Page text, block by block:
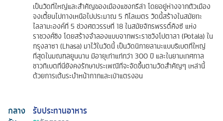
เป็นวัดที่ใหญ่และสำคัญของเมืองแชงกรีล่า โดยอยู่ห่างจากตัวเมือง
จงเตี้ยนไปทางเหนือไปประมาณ 5 กิโลเมตร วัดนี้สร้างในสมัยทะ
ไลลามะองค์ที่ 5 ช่วงศตวรรษที่ 18 ในสมัยจักรพรรดิ์คังซี แห่ง
ราชวงศ์ชิง โดยสร้างจำลองแบบจากพระราชวังโปตาลา (Potala) ใน
กรุงลาซา (Lhasa) มาไว้ในวัดนี้ เป็นวัดนิกายลามะแบบธิเบตที่ใหญ่
ที่สุดในมณฑลยูนนาน มีอายุเก่าแก่กว่า 300 ปี และในยามเทศกาล
ชาวทิเบตที่นี่ยังคงรักษาประเพณีที่จะจัดขึ้นตามวัดสำคัญๆ เหล่านี้
ด้วยการเต้นระบำหน้ากากและเป่าแตรงอน
กลาง รับประทานอาหาร